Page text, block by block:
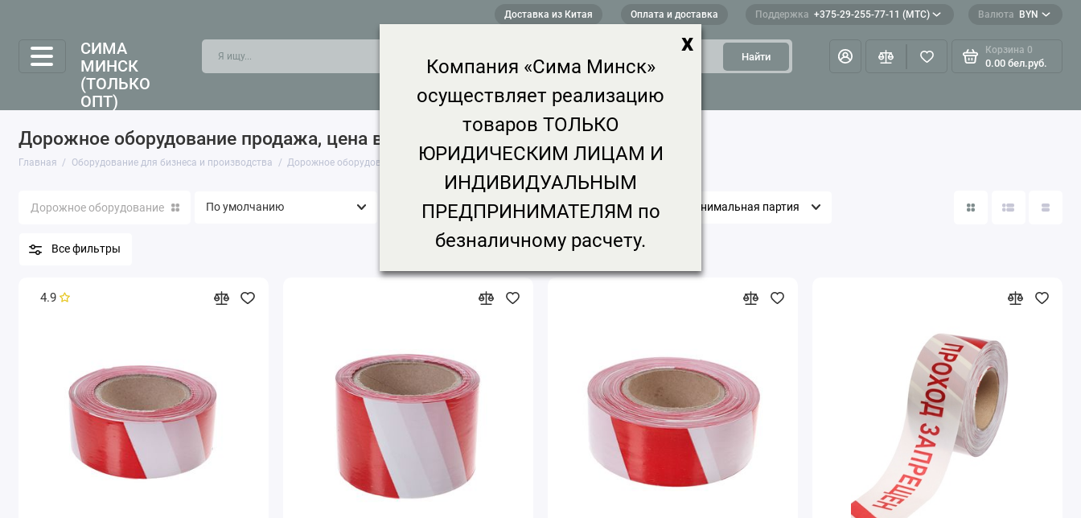
Доставка из Китая Оплата и доставка Поддержка +375-29-255-77-11 (МТС) Валюта BYN
СИМА
МИНСК
(ТОЛЬКО
ОПТ)
Найти
Корзина 0
0.00 бел.руб.
Дорожное оборудование продажа, цена в Минске 7 товаров
Главная Оборудование для бизнеса и производства Дорожное оборудование
Дорожное оборудование Бренд Цена, ₽ Срок доставки Минимальная партия
Все фильтры
4.9
x
Компания «Сима Минск»
осуществляет реализацию
товаров ТОЛЬКО
ЮРИДИЧЕСКИМ ЛИЦАМ И
ИНДИВИДУАЛЬНЫМ
ПРЕДПРИНИМАТЕЛЯМ по
безналичному расчету.